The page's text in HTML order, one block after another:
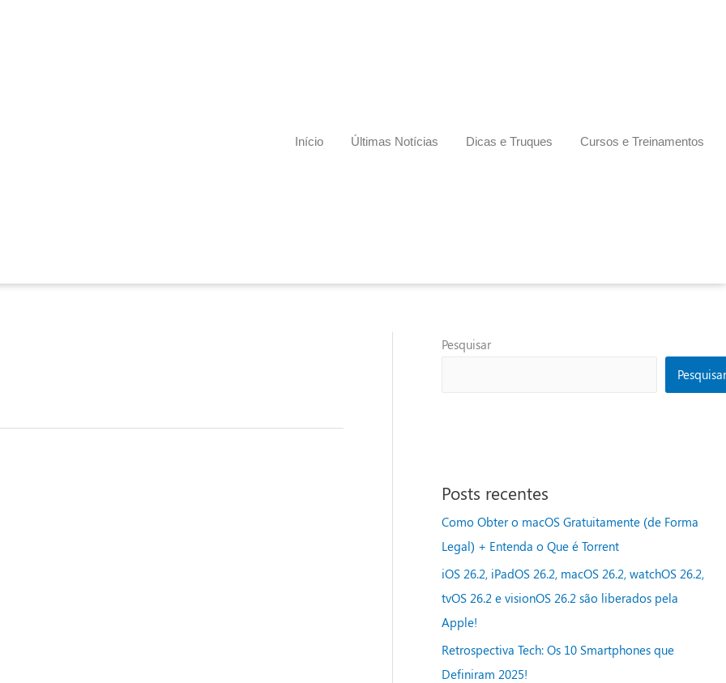
Início Últimas Notícias Dicas e Truques Cursos e Treinamentos
Pesquisar
Pesquisar
Posts recentes
Como Obter o macOS Gratuitamente (de Forma
Legal) + Entenda o Que é Torrent
iOS 26.2, iPadOS 26.2, macOS 26.2, watchOS 26.2,
tvOS 26.2 e visionOS 26.2 são liberados pela
Apple!
Retrospectiva Tech: Os 10 Smartphones que
Definiram 2025!